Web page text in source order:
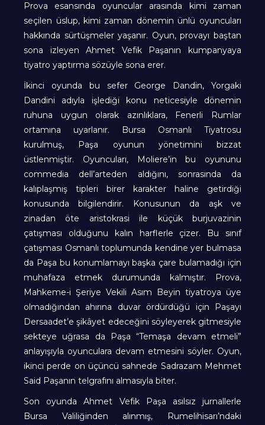
Prova esansında oyuncular arasında kimi zaman
seçilen üslup, kimi zaman dönemin ünlü oyuncuları
hakkında sürtüşmeler yaşanır. Oyun, provayı baştan
sona izleyen Ahmet Vefik Paşanın kumpanyaya
tiyatro yaptırma sözüyle sona erer.
İkinci oyunda bu sefer George Dandin, Yorgaki
Dandini adıyla işlediği konu neticesiyle dönemin
ruhuna uygun olarak azınlıklara, Fenerli Rumlar
ortamına uyarlanır. Bursa Osmanlı Tiyatrosu
kurulmuş, Paşa oyunun yönetimini bizzat
üstlenmiştir. Oyuncuları, Moliere’in bu oyununu
commedia dell’arteden aldığını, sonrasında da
kalıplaşmış tipleri birer karakter haline getirdiği
konusunda bilgilendirir. Konusunun da aşk ve
zinadan öte aristokrasi ile küçük burjuvazinin
çatışması olduğunu kalın harflerle çizer. Bu sınıf
çatışması Osmanlı toplumunda kendine yer bulmasa
da Paşa bu konumlamayı başka çare bulamadığı için
muhafaza etmek durumunda kalmıştır. Prova,
Mahkeme-i Şeriye Vekili Asım Beyin tiyatroya üye
olmadığından ahırına duvar ördürdüğü için Paşayı
Dersaadet’e şikâyet edeceğini söyleyerek gitmesiyle
sekteye uğrasa da Paşa “Temaşa devam etmeli”
anlayışıyla oyunculara devam etmesini söyler. Oyun,
ikinci perde on üçüncü sahnede Sadrazam Mehmet
Said Paşanın telgrafını almasıyla biter.
Son oyunda Ahmet Vefik Paşa asılsız jurnallerle
Bursa Valiliğinden alınmış, Rumelihisarı’ndaki